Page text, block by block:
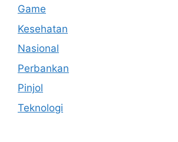
Game
Kesehatan
Nasional
Perbankan
Pinjol
Teknologi